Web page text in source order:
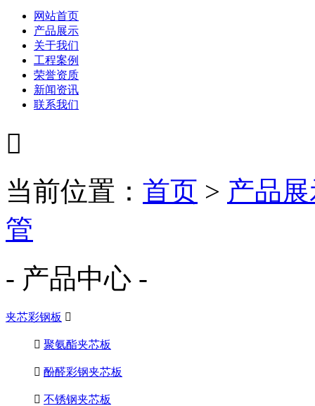
网站首页
产品展示
关于我们
工程案例
荣誉资质
新闻资讯
联系我们

当前位置： 首页 > 产品
管
- 产品中心 -
夹芯彩钢板 
 聚氨酯夹芯板
 酚醛彩钢夹芯板
 不锈钢夹芯板